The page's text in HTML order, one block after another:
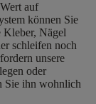
auf
können Sie
Kleber, Nägel
schleifen noch
unsere
oder
Sie ihn wohnlich